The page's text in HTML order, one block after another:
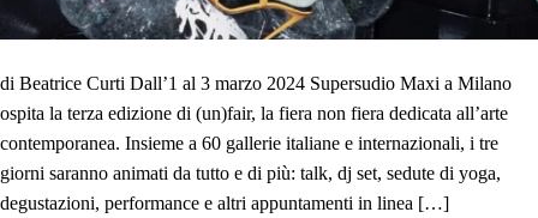
di Beatrice Curti Dall’1 al 3 marzo 2024 Supersudio Maxi a Milano
ospita la terza edizione di (un)fair, la fiera non fiera dedicata all’arte
contemporanea. Insieme a 60 gallerie italiane e internazionali, i tre
giorni saranno animati da tutto e di più: talk, dj set, sedute di yoga,
degustazioni, performance e altri appuntamenti in linea […]